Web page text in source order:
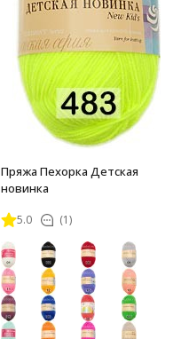
Пряжа Пехорка Детская
новинка
5.0 (1)